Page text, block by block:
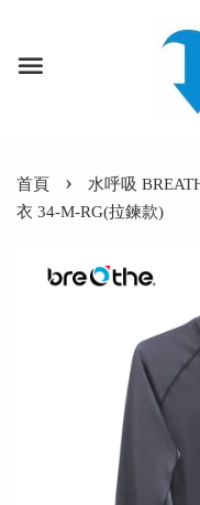
首頁 ›
水呼吸
衣 34-M-RG(拉鍊款)